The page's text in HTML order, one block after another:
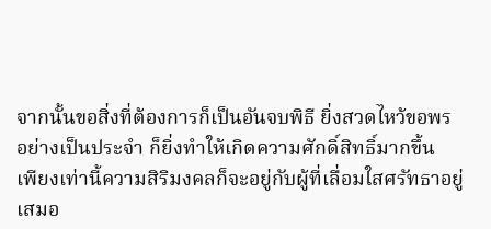
จากนั้นขอสิ่งที่ต้องการก็เป็นอันจบพิธี ยิ่งสวดไหว้ขอพร
อย่างเป็นประจำ ก็ยิ่งทำให้เกิดความศักดิ์สิทธิ์มากขึ้น
เพียงเท่านี้ความสิริมงคลก็จะอยู่กับผู้ที่เลื่อมใสศรัทธาอยู่
เสมอ